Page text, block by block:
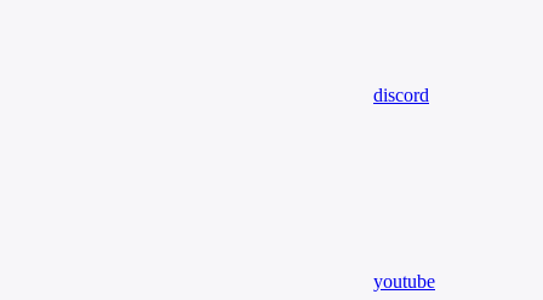
discord
youtube